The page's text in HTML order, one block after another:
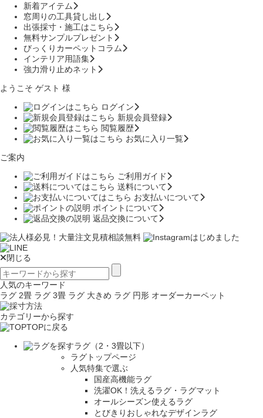
新着アイテム
窓周りの工具貸し出し
出張採寸・施工はこちら
無料サンプルプレゼント
びっくりカーペットコラム
インテリア用語集
強力滑り止めネット
ようこそ ゲスト 様
ログイン
新規会員登録
閲覧履歴
お気に入り一覧
ご案内
ご利用ガイド
送料について
お支払いについて
ポイントについて
返品交換について
閉じる
人気のキーワード
ラグ 2畳 ラグ 3畳 ラグ 大きめ ラグ 円形 オーダーカーペット
カテゴリーから探す
TOPに戻る
ラグ（2・3畳以下）
ラグトップページ
人気特集で選ぶ
国産高機能ラグ
洗濯OK！洗えるラグ・ラグマット
オールシーズン使えるラグ
とびきりおしゃれなデザインラグ